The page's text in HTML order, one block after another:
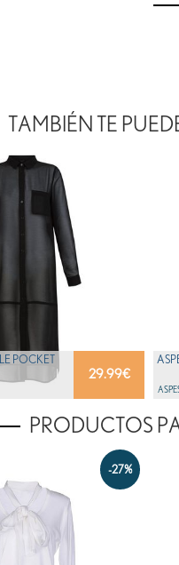
TAMBIÉN TE
29.99€
POCKET
PRODUCTOS
-27%